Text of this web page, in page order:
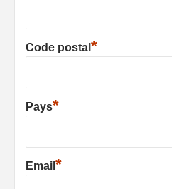
Code postal *
Pays*
Email *